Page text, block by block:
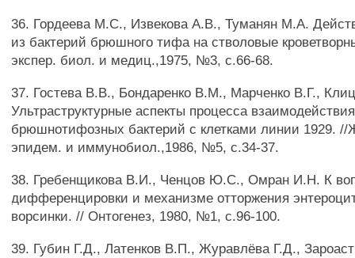
36. Гордеева М.С., Извекова A.B., Туманян М.А.
из бактерий брюшного тифа на стволовые
экспер. биол. и медиц.,1975, №3, с.66-68.
37. Гостева В.В., Бондаренко В.М., Марченко В.Г.,
Ультраструктурные аспекты процесса взаимодействия
брюшнотифозных бактерий с клетками линии 1929.
эпидем. и иммунобиол.,1986, №5, с.34-37.
38. Гребенщикова В.И., Ченцов Ю.С., Омран И.Н. К
дифференцировки и механизме отторжения
ворсинки. // Онтогенез, 1980, №1, с.96-100.
39. Губин Г.Д., Латенков В.П., Журавлёва Г.Д.,